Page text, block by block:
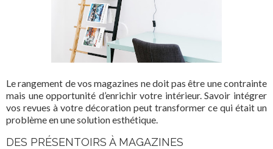
Lerangement de vosmagazines ne doit pas être une contrainte
mais une opportunité d’enrichir votre intérieur. Savoir intégrer
vos revues à votre décoration peut transformer ce qui était un
problème en une solution esthétique.
DES PRÉSENTOIRS À MAGAZINES